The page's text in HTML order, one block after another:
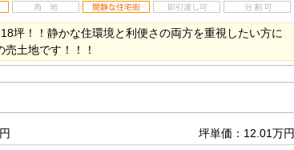
坪！！静かな住環境と利便さの両方を重視したい方に
売土地です！！！
坪単価：12.01万円